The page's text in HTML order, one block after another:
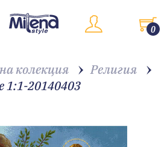
0
колекция
Религия
1:1-20140403